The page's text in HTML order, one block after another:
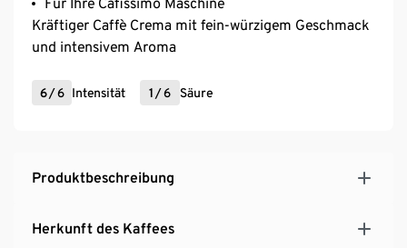
Kräftiger Caffè Crema mit fein-würzigem Geschmack
und intensivem Aroma
6/6 Intensität 1/6 Säure
Produktbeschreibung
Herkunft des Kaffees